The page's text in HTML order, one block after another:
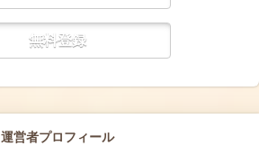
運営者プロフィール